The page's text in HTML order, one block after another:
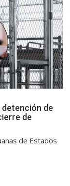
detención de
de
de Estados